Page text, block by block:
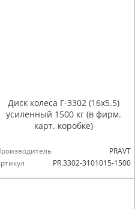
Диск колеса Г-3302 (16х5.5)
усиленный 1500 кг (в фирм.
карт. коробке)
PRAVT
PR.3302-3101015-1500